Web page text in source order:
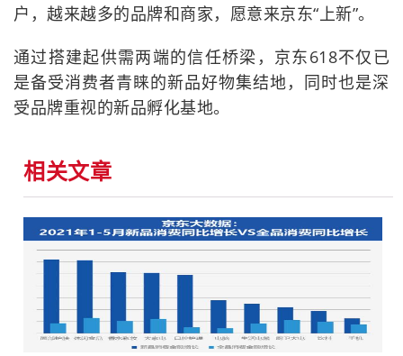
户，越来越多的品牌和商家，愿意来京东“上新”。
通过搭建起供需两端的信任桥梁，京东618不仅已
是备受消费者青睐的新品好物集结地，同时也是深
受品牌重视的新品孵化基地。
相关文章